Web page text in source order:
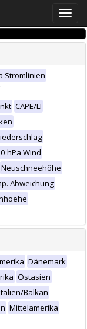
Toggle
Stromlinien
CAPE/LI
hPa Wind
Neuschneehöhe
Abweichung
Dänemark
Ostasien
Balkan
Mittelamerika